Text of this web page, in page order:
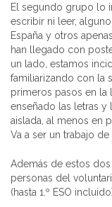
El segundo grupo lo
escribir ni leer,
España y otros
han llegado con
un lado, estamos
familiarizando con la
primeros pasos en la
enseñado las letras y
aislada, al menos en
Va a ser un trabajo de
Además de estos
personas del
(hasta 1.º ESO